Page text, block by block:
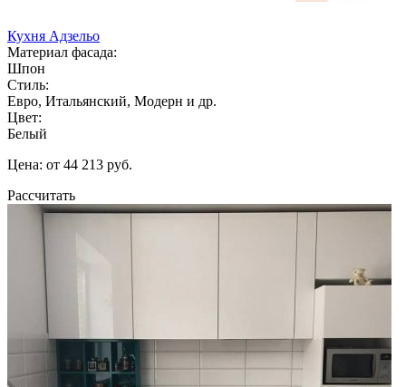
Кухня Адзельо
Материал фасада:
Шпон
Стиль:
Евро, Итальянский, Модерн и др.
Цвет:
Белый
Цена: от 44 213 руб.
Рассчитать